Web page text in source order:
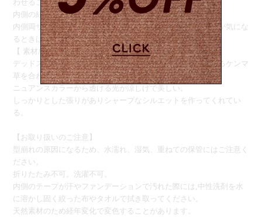
内側の紐でサイズを調節可能です。
内側両サイドにリボンを通すためのループがあるので風飛びが気にな
るときはリボンを装着することもできる。
【 素材感 】
デッドストックのマテリアルは透明なナイロン糸と光沢のあるケンマ
草を合わせて手編みされたもの。
ニュアンスカラーから透ける光が涼しげで美しい。
しっかりとした張りがありシャープなシルエットを作ってくれてい
る。
【お取り扱いのご注意】
型崩れの原因になるため、水濡れ、湿気、重ねての保管にはご注意く
ださい。
折りたたみ不可。洗濯不可。
内側のテープが汗やファンデーションで汚れた際には 中性洗剤を水
に溶かし固く絞った布やタオルで拭き取ってください。
天然素材のため経年変化で変色することがあります。